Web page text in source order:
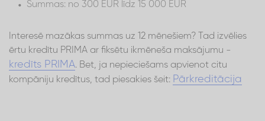
Summas: no 300 EUR līdz 15 000 EUR
Interesē mazākas summas uz 12 mēnešiem? Tad izvēlies
ērtu kredītu PRIMA ar fiksētu ikmēneša maksājumu -
kredīts PRIMA. Bet, ja nepieciešams apvienot citu
kompāniju kredītus, tad piesakies šeit: Pārkreditācija